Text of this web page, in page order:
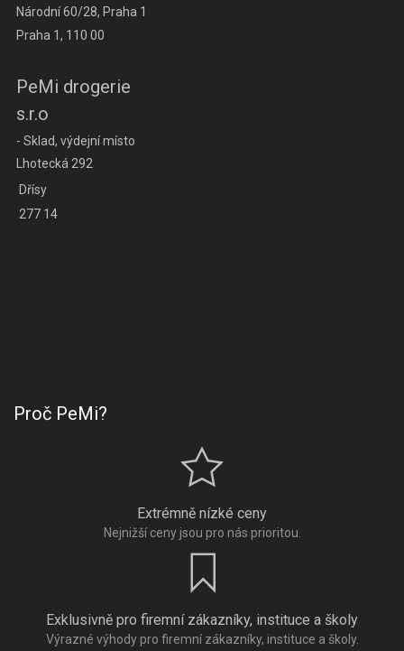
Národní 60/28, Praha 1
Praha 1, 110 00
PeMi drogerie
s.r.o
- Sklad, výdejní místo
Lhotecká 292
Dřísy
277 14
Proč PeMi?
Extrémně nízké ceny
Nejnižší ceny jsou pro nás prioritou.
Exklusivně pro firemní zákazníky, instituce a školy
Výrazné výhody pro firemní zákazníky, instituce a školy.